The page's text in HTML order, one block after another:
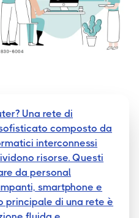
Una rete di
composto da
interconnessi
risorse. Questi
da personal
smartphone e
principale di una rete è